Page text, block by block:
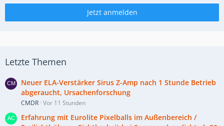
Jetzt anmelden
Letzte Themen
Neuer ELA-Verstärker Sirus Z-Amp nach 1 Stunde Betrieb
abgeraucht, Ursachenforschung
CMDR Vor 11 Stunden
Erfahrung mit Eurolite Pixelballs im Außenbereich /